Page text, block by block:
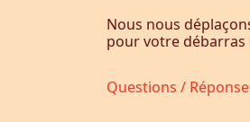
Nous nous
pour votre débarras
Questions /